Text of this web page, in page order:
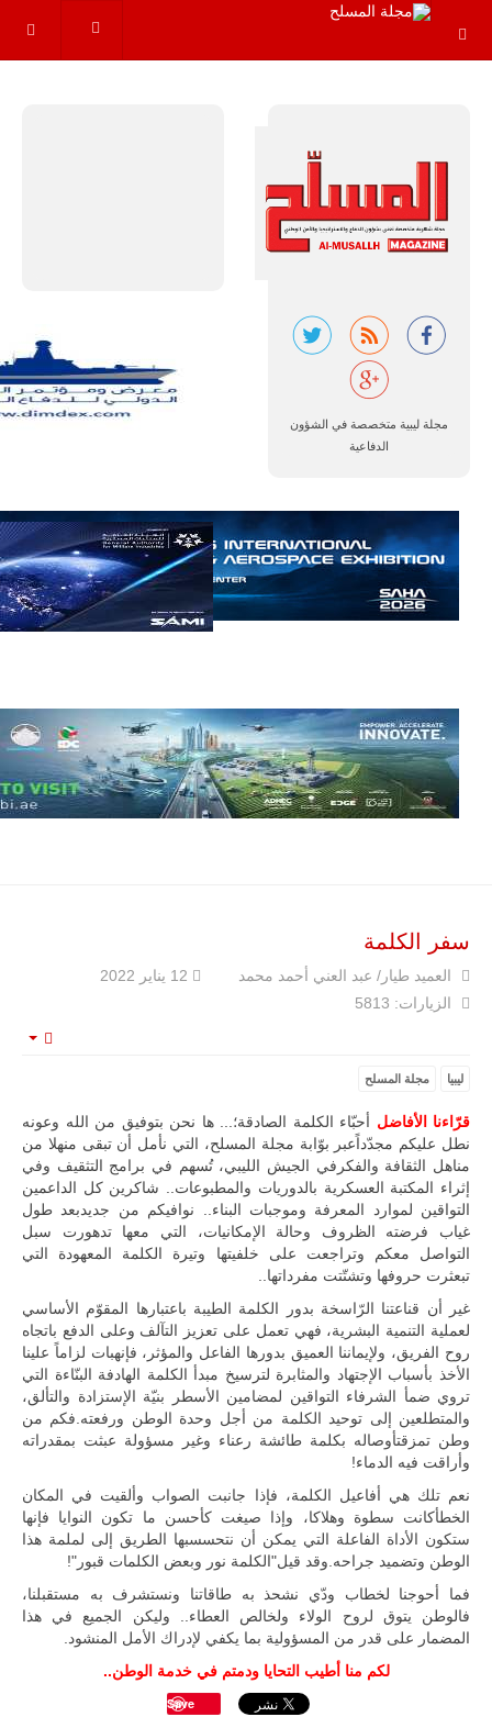
مجلة ليبية متخصصة في الشؤون
الدفاعية
أفريقيا
تتصدر العالم
في الطلب
إمبراير البرازيلية
للصناعات الجوية
أن تصبح القارة
الأفريقية أكبر
سوق عالمي
لطائرة الهجوم
الخفيف
عاماً المقبلة، مع
توقعات بتوريد
نحو 150…
للمزيد
أوريون مع
قوة الفيلق
الأفريقي في
حرب
العصابات في
مالي.
مع تصاعد حدة
الحرب الجوية
الروسية في
طائرة أوريون
بدون طيار فوق
باماكو وبالنسبة
لحملة مكافحة
التمرد في
منطقة الساحل،
فإن الجمع بين
قدرة طائرة
أوريون على
للمزيد
سفر الكلمة
العميد طيار/ عبد العني أحمد محمد
12 يناير 2022
الزيارات: 5813
ليبيا مجلة المسلح
قرّاءنا الأفاضل أحبّاء الكلمة الصادقة؛... ها نحن بتوفيق من الله وعونه
نطل عليكم مجدّداًعبر بوّابة مجلة المسلح، التي نأمل أن تبقى منهلا من
مناهل الثقافة والفكرفي الجيش الليبي، تُسهم في برامج التثقيف وفي
إثراء المكتبة العسكرية بالدوريات والمطبوعات.. شاكرين كل الداعمين
التواقين لموارد المعرفة وموجبات البناء.. نوافيكم من جديدبعد طول
غياب فرضته الظروف وحالة الإمكانيات، التي معها تدهورت سبل
التواصل معكم وتراجعت على خلفيتها وتيرة الكلمة المعهودة التي
تبعثرت حروفها وتشتّتت مفرداتها..
غير أن قناعتنا الرّاسخة بدور الكلمة الطيبة باعتبارها المقوّم الأساسي
لعملية التنمية البشرية، فهي تعمل على تعزيز التآلف وعلى الدفع باتجاه
روح الفريق، ولإيماننا العميق بدورها الفاعل والمؤثر، فإنهبات لزاماً علينا
الأخذ بأسباب الإجتهاد والمثابرة لترسيخ مبدأ الكلمة الهادفة البنّاءة التي
تروي ضمأ الشرفاء التواقين لمضامين الأسطر بنيّة الإستزادة والتألق،
والمتطلعين إلى توحيد الكلمة من أجل وحدة الوطن ورفعته.فكم من
وطن تمزقتأوصاله بكلمة طائشة رعناء وغير مسؤولة عبثت بمقدراته
وأراقت فيه الدماء!
نعم تلك هي أفاعيل الكلمة، فإذا جانبت الصواب وألقيت في المكان
الخطأكانت سطوة وهلاكا، وإذا صيغت كأحسن ما تكون النوايا فإنها
ستكون الأداة الفاعلة التي يمكن أن نتحسسبها الطريق إلى لملمة هذا
الوطن وتضميد جراحه.وقد قيل"الكلمة نور وبعض الكلمات قبور"!
فما أحوجنا لخطاب ودّي نشحذ به طاقاتنا ونستشرف به مستقبلنا،
فالوطن يتوق لروح الولاء ولخالص العطاء.. وليكن الجميع في هذا
المضمار على قدر من المسؤولية بما يكفي لإدراك الأمل المنشود.
لكم منا أطيب التحايا ودمتم في خدمة الوطن..
Save